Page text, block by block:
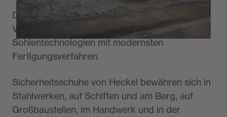
Die besondere Stärke von Heckel liegt in der
Verarbeitung von Gummi für wegweisende
Sohlentechnologien mit modernsten
Fertigungsverfahren.
Sicherheitsschuhe von Heckel bewähren sich in
Stahlwerken, auf Schiffen und am Berg, auf
Großbaustellen, im Handwerk und in der